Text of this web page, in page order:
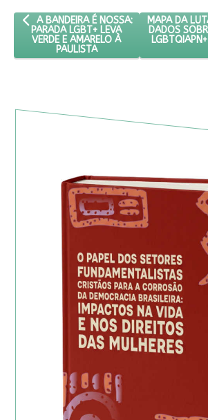
ARTIGO ANTERIOR: A BANDEIRA É
A BANDEIRA É NOSSA:
PARADA LGBT+ LEVA
VERDE E AMARELO À
PAULISTA
PRÓXIMO
MAPA DA
DADOS